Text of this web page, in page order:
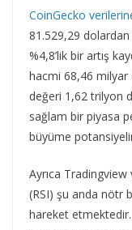
CoinGecko
81.529,29
%4,8’lik bir artış
hacmi 68,46
değeri 1,62 trilyon
sağlam bir piyasa
büyüme
Ayrıca
(RSI) şu anda nötr
hareket etmektedir.